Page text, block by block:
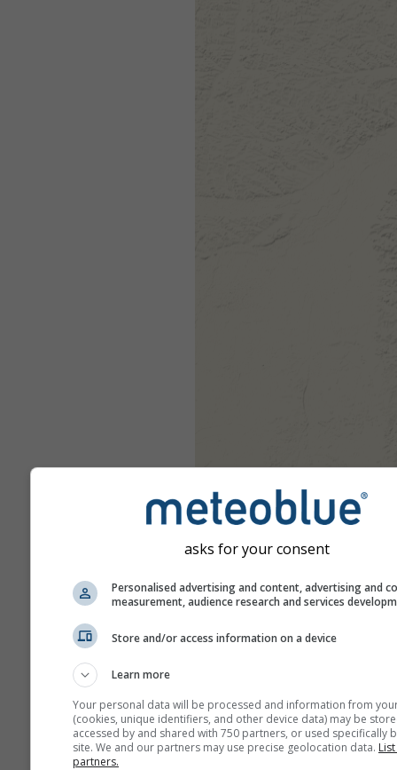
asks for your consent
Personalised advertising and content, advertising and
measurement, audience research and services
Store and/or access information on a device
Learn more
Your personal data will be processed and information from
(cookies, unique identifiers, and other device data) may be
accessed by and shared with 750 partners, or used specifically
site. We and our partners may use precise geolocation data.
partners.